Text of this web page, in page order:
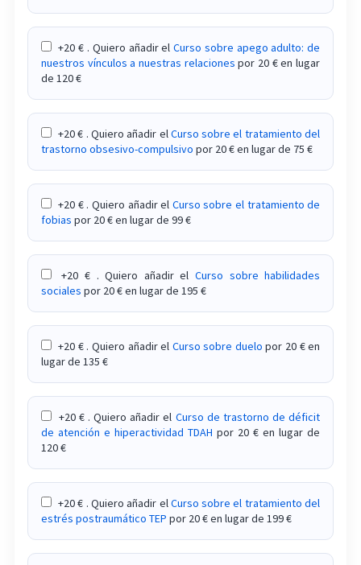
Curso de intervención en problemas de creación
de hábitos en la infancia
Curso de intervención psicológica en demencias y
enfermedades neurodegenerativas en la vejez
psiconeuroinmunología: estrés, mente y cuerpo
Curso de introducción a la terapia Gestalt
Curso de las terapias de tercera generación
Curso de logoterapia aplicada al ámbito clínico
de las adicciones
Curso de neuropsicología
Curso de nuevas técnicas y enfoques y perspectiva
de futuro en personas con TEA
Curso de patología dual y la comorbilidad
psiquiátrica en pacientes con adicciones
+20 € . Quiero añadir elCurso sobre apego adulto: de
nuestros vínculos a nuestras relaciones por 20 € en lugar
de 120 €
+20 € . Quiero añadir elCurso sobre el tratamiento del
trastorno obsesivo-compulsivo por 20 € en lugar de 75 €
+20 € . Quiero añadir el Curso sobre el tratamiento de
fobias por 20 € en lugar de 99 €
+20 € . Quiero añadir el Curso sobre habilidades
sociales por 20 € en lugar de 195 €
+20 € . Quiero añadir el Curso sobre duelo por 20 € en
lugar de 135 €
+20 € . Quiero añadir el Curso de trastorno de déficit
de atención e hiperactividad TDAH por 20 € en lugar de
120 €
+20 € . Quiero añadir elCurso sobre el tratamiento del
estrés postraumático TEP por 20 € en lugar de 199 €